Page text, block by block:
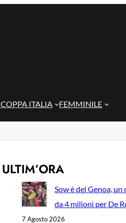
COPPA ITALIA FEMMINILE
ULTIM’ORA
Sow è del Genoa,
da 4 milioni per De
7 Agosto 2026